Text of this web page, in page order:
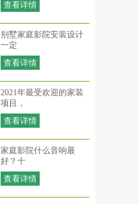
查看详情
别墅家庭影院安装设计
一定
查看详情
2021年最受欢迎的家装
项目，
查看详情
家庭影院什么音响最
好？十
查看详情